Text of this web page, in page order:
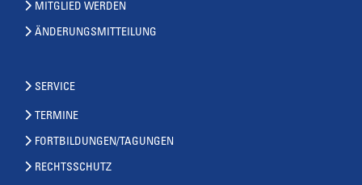
MITGLIED WERDEN
ÄNDERUNGSMITTEILUNG
SERVICE
TERMINE
FORTBILDUNGEN/TAGUNGEN
RECHTSSCHUTZ